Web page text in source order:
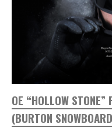
OE “HOLLOW STONE”
(BURTON